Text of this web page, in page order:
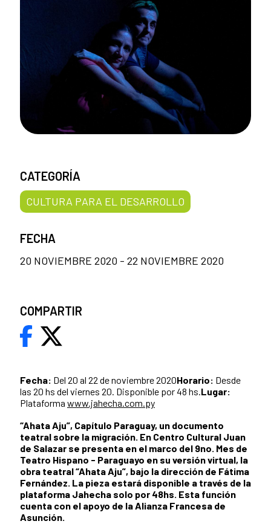
Fecha: Del 20 al 22 de noviembre 2020Horario: Desde
las 20 hs del viernes 20. Disponible por 48 hs.Lugar:
Plataforma www.jahecha.com.py
“Ahata Aju”, Capítulo Paraguay, un documento
teatral sobre la migración. En Centro Cultural Juan
de Salazar se presenta en el marco del 9no. Mes de
Teatro Hispano - Paraguayo en su versión virtual, la
obra teatral “Ahata Aju”, bajo la dirección de Fátima
Fernández. La pieza estará disponible a través de la
plataforma Jahecha solo por 48hs. Esta función
cuenta con el apoyo de la Alianza Francesa de
Asunción.
CATEGORÍA
CULTURA PARA EL DESARROLLO
FECHA
20 NOVIEMBRE 2020 - 22 NOVIEMBRE 2020
COMPARTIR